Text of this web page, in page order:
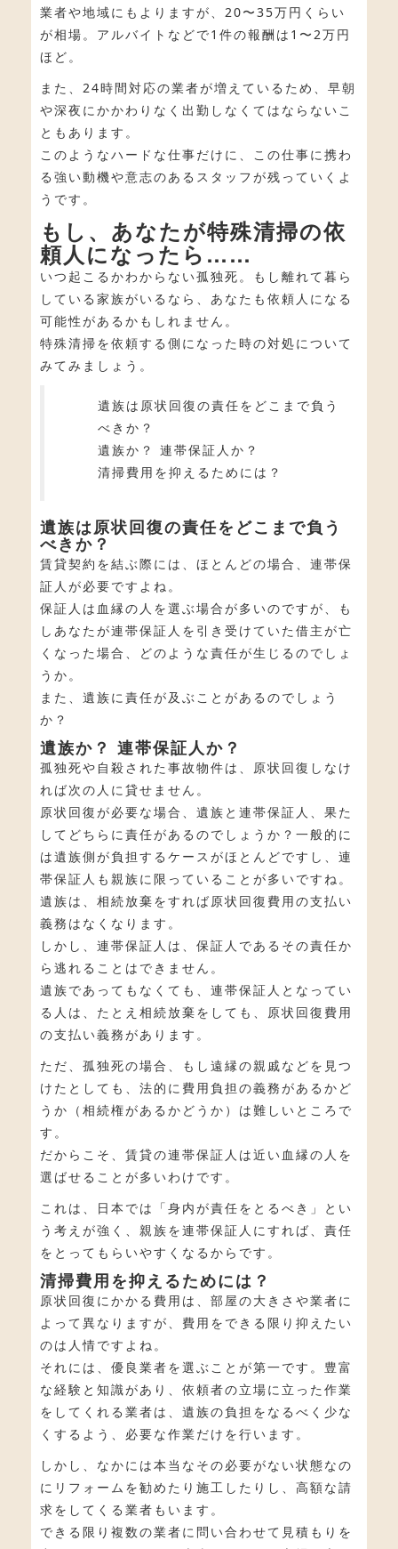
業者や地域にもよりますが、20〜35万円くらい
が相場。アルバイトなどで1件の報酬は1〜2万円
ほど。
また、24時間対応の業者が増えているため、早朝
や深夜にかかわりなく出勤しなくてはならないこ
ともあります。
このようなハードな仕事だけに、この仕事に携わ
る強い動機や意志のあるスタッフが残っていくよ
うです。
もし、あなたが特殊清掃の依
頼人になったら……
いつ起こるかわからない孤独死。もし離れて暮ら
している家族がいるなら、あなたも依頼人になる
可能性があるかもしれません。
特殊清掃を依頼する側になった時の対処について
みてみましょう。
遺族は原状回復の責任をどこまで負う
べきか？
遺族か？ 連帯保証人か？
清掃費用を抑えるためには？
遺族は原状回復の責任をどこまで負う
べきか？
賃貸契約を結ぶ際には、ほとんどの場合、連帯保
証人が必要ですよね。
保証人は血縁の人を選ぶ場合が多いのですが、も
しあなたが連帯保証人を引き受けていた借主が亡
くなった場合、どのような責任が生じるのでしょ
うか。
また、遺族に責任が及ぶことがあるのでしょう
か？
遺族か？ 連帯保証人か？
孤独死や自殺された事故物件は、原状回復しなけ
れば次の人に貸せません。
原状回復が必要な場合、遺族と連帯保証人、果た
してどちらに責任があるのでしょうか？一般的に
は遺族側が負担するケースがほとんどですし、連
帯保証人も親族に限っていることが多いですね。
遺族は、相続放棄をすれば原状回復費用の支払い
義務はなくなります。
しかし、連帯保証人は、保証人であるその責任か
ら逃れることはできません。
遺族であってもなくても、連帯保証人となってい
る人は、たとえ相続放棄をしても、原状回復費用
の支払い義務があります。
ただ、孤独死の場合、もし遠縁の親戚などを見つ
けたとしても、法的に費用負担の義務があるかど
うか（相続権があるかどうか）は難しいところで
す。
だからこそ、賃貸の連帯保証人は近い血縁の人を
選ばせることが多いわけです。
これは、日本では「身内が責任をとるべき」とい
う考えが強く、親族を連帯保証人にすれば、責任
をとってもらいやすくなるからです。
清掃費用を抑えるためには？
原状回復にかかる費用は、部屋の大きさや業者に
よって異なりますが、費用をできる限り抑えたい
のは人情ですよね。
それには、優良業者を選ぶことが第一です。豊富
な経験と知識があり、依頼者の立場に立った作業
をしてくれる業者は、遺族の負担をなるべく少な
くするよう、必要な作業だけを行います。
しかし、なかには本当なその必要がない状態なの
にリフォームを勧めたり施工したりし、高額な請
求をしてくる業者もいます。
できる限り複数の業者に問い合わせて見積もりを